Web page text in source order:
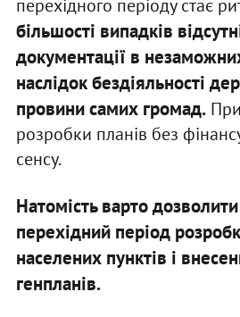
перехідного періоду стає
більшості випадків
документації в
наслідок бездіяльності
провини самих громад.
розробки планів без
сенсу.
Натомість варто
перехідний період
населених пунктів і
генпланів.